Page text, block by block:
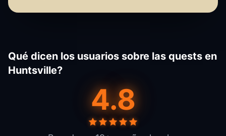
Qué dicen los usuarios sobre las quests en
Huntsville?
4.8